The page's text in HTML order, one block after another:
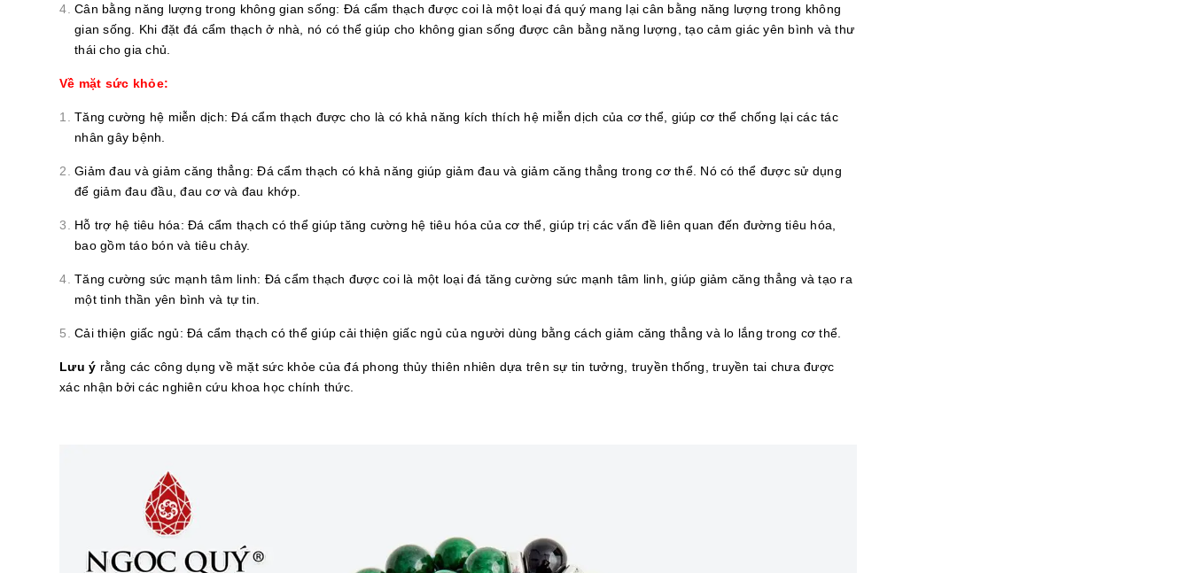
Cân bằng năng lượng trong không gian sống: Đá cẩm thạch được coi là một loại đá quý mang lại cân bằng năng lượng trong không
gian sống. Khi đặt đá cẩm thạch ở nhà, nó có thể giúp cho không gian sống được cân bằng năng lượng, tạo cảm giác yên bình và thư
thái cho gia chủ.
Về mặt sức khỏe:
Tăng cường hệ miễn dịch: Đá cẩm thạch được cho là có khả năng kích thích hệ miễn dịch của cơ thể, giúp cơ thể chống lại các tác
nhân gây bệnh.
Giảm đau và giảm căng thẳng: Đá cẩm thạch có khả năng giúp giảm đau và giảm căng thẳng trong cơ thể. Nó có thể được sử dụng
để giảm đau đầu, đau cơ và đau khớp.
Hỗ trợ hệ tiêu hóa: Đá cẩm thạch có thể giúp tăng cường hệ tiêu hóa của cơ thể, giúp trị các vấn đề liên quan đến đường tiêu hóa,
bao gồm táo bón và tiêu chảy.
Tăng cường sức mạnh tâm linh: Đá cẩm thạch được coi là một loại đá tăng cường sức mạnh tâm linh, giúp giảm căng thẳng và tạo ra
một tinh thần yên bình và tự tin.
Cải thiện giấc ngủ: Đá cẩm thạch có thể giúp cải thiện giấc ngủ của người dùng bằng cách giảm căng thẳng và lo lắng trong cơ thể.
Lưu ý rằng các công dụng về mặt sức khỏe của đá phong thủy thiên nhiên dựa trên sự tin tưởng, truyền thống, truyền tai chưa được
xác nhận bởi các nghiên cứu khoa học chính thức.